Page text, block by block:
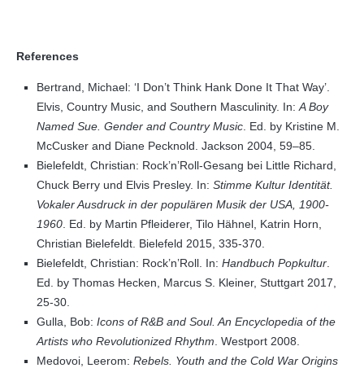
References
Bertrand, Michael: ‘I Don’t Think Hank Done It That Way’.
Elvis, Country Music, and Southern Masculinity. In: A Boy
Named Sue. Gender and Country Music . Ed. by Kristine M.
McCusker and Diane Pecknold. Jackson 2004, 59–85.
Bielefeldt, Christian: Rock’n’Roll-Gesang bei Little Richard,
Chuck Berry und Elvis Presley. In: Stimme Kultur Identität.
Vokaler Ausdruck in der populären Musik der USA, 1900-
1960 . Ed. by Martin Pfleiderer, Tilo Hähnel, Katrin Horn,
Christian Bielefeldt. Bielefeld 2015, 335-370.
Bielefeldt, Christian: Rock’n’Roll. In: Handbuch Popkultur
Ed. by Thomas Hecken, Marcus S. Kleiner, Stuttgart 2017,
25-30.
Gulla, Bob: Icons of R&B and Soul. An Encyclopedia of the
Artists who Revolutionized Rhythm . Westport 2008.
Medovoi, Leerom: Rebels. Youth and the Cold War Origins